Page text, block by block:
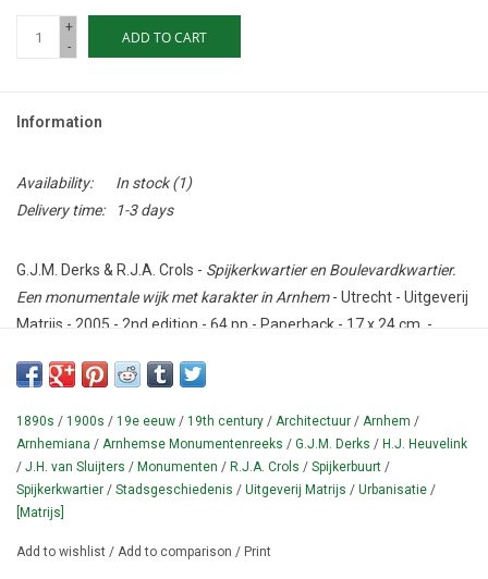
+
-
ADD TO CART
Information
Availability: In stock(1)
Delivery time:
1-3 days
G.J.M. Derks & R.J.A. Crols - Spijkerkwartier en Boulevardkwartier.
Een monumentale wijk met karakter in Arnhem- Utrecht - Uitgeverij
Matrijs - 2005 - 2nd edition - 64 pp - Paperback - 17 x 24 cm. -
Condition: Good.
Overview of the monuments, mansions and special buildings in
two important Arnhem districts.
Illustrated with black and white
photos and maps. With bibliography. Text in Dutch.
¶ Arnhemse Monumenten Reeks 11. Excellent monograph of
this neighborhood, dealing with urban development,
1890s / 1900s / 19e eeuw / 19th century / Architectuur / Arnhem /
Arnhemiana / Arnhemse Monumentenreeks / G.J.M. Derks / H.J. Heuvelink
/ J.H. van Sluijters / Monumenten / R.J.A. Crols / Spijkerbuurt /
Spijkerkwartier / Stadsgeschiedenis / Uitgeverij Matrijs / Urbanisatie /
[Matrijs]
Add to wishlist / Add to comparison / Print